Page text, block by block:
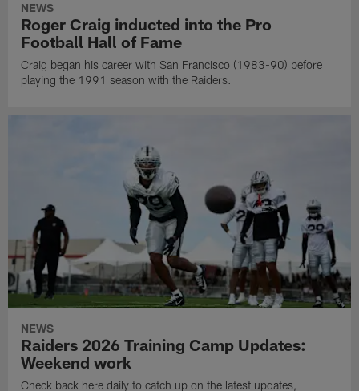
NEWS
Roger Craig inducted into the Pro
Football Hall of Fame
Craig began his career with San Francisco (1983-90) before
playing the 1991 season with the Raiders.
NEWS
Raiders 2026 Training Camp Updates:
Weekend work
Check back here daily to catch up on the latest updates,